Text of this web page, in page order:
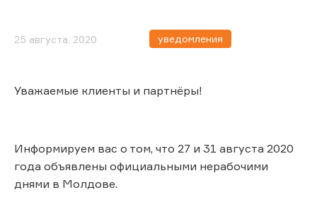
25 августа, 2020 уведомления
Уважаемые клиенты и партнёры!
Информируем вас о том, что 27 и 31 августа 2020
года объявлены официальными нерабочими
днями в Молдове.